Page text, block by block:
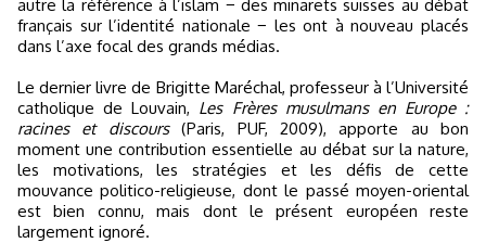
autre la référence à l’islam − des minarets suisses au débat
français sur l’identité nationale − les ont à nouveau placés
dans l’axe focal des grands médias.
Le dernier livre de Brigitte Maréchal, professeur à l’Université
catholique de Louvain, Les Frères musulmans en Europe :
racines et discours(Paris, PUF, 2009), apporte au bon
moment une contribution essentielle au débat sur la nature,
les motivations, les stratégies et les défis de cette
mouvance politico-religieuse, dont le passé moyen-oriental
est bien connu, mais dont le présent européen reste
largement ignoré.